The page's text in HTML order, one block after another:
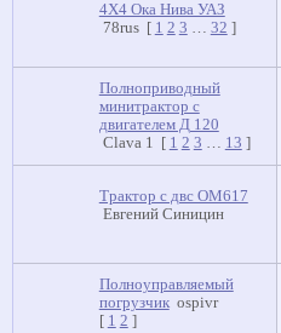
4Х4 Ока Нива УАЗ
78rus [ 1 2 3 … 32 ]
Полноприводный
минитрактор с
двигателем Д 120
Clava 1
[ 1 2 3 … 13 ]
Трактор с двс OM617
Евгений Синицин
Полноуправляемый
погрузчик ospivr
[ 1 2 ]